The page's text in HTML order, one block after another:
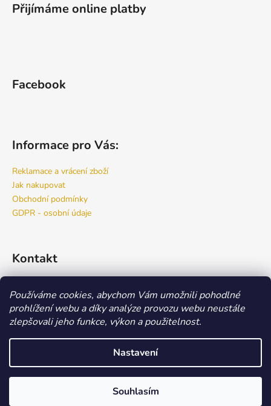
Používáme cookies, abychom Vám umožnili pohodlné
prohlížení webu a díky analýze provozu webu neustále
zlepšovali jeho funkce, výkon a použitelnost.
Nastavení
Souhlasím
Přijímáme online platby
Facebook
Informace pro Vás:
Reklamace a vrácení zboží
Jak nakupovat
Obchodní podmínky
GDPR - osobní údaje
Kontakt
777 444 460
777 444 470
Náš FACEBOOK
Copyright 2026Beauty Store. Všechna práva vyhrazena.Upravit
nastavení cookies